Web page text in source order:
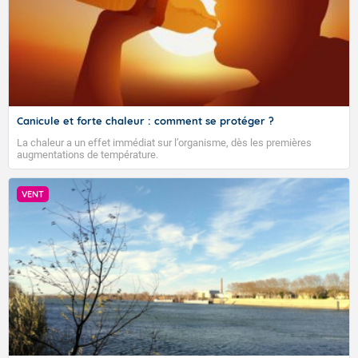
Canicule et forte chaleur : comment se protéger ?
La chaleur a un effet immédiat sur l’organisme, dès les premières
augmentations de température.
VENT